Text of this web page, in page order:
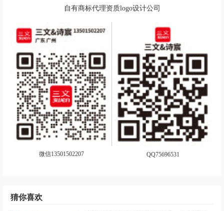
自有商标代理资质logo设计公司
微信13501502207 QQ75696531
猜你喜欢